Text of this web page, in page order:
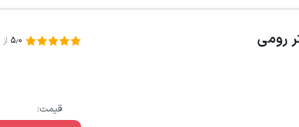
رومی 5.0 از
قیمت: